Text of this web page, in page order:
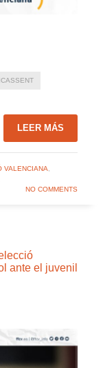
LEER MÁS
VALENCIANA,
NO COMMENTS
ante el juvenil